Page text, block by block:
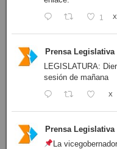
1 X
Prensa Legislativa
LEGISLATURA:
sesión de mañana
X
Prensa Legislativa
La